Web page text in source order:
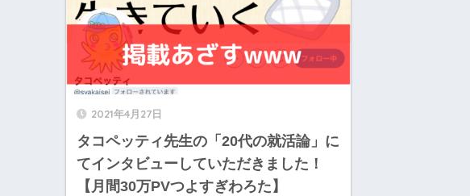
2021年4月27日
タコペッティ先生の「20代の就活論」に
てインタビューしていただきました！
【月間30万PVつよすぎわろた】